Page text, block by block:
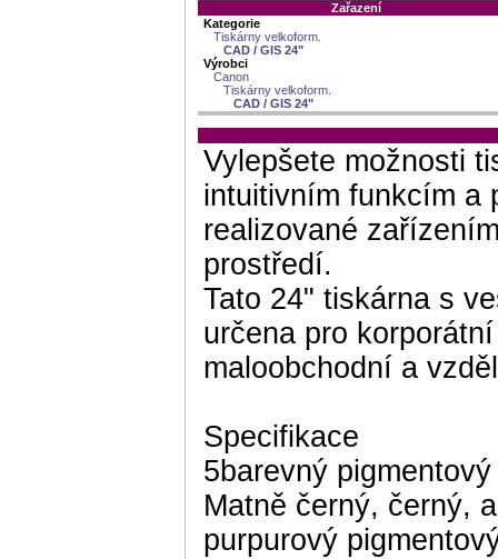
Zařazení
Kategorie
Tiskárny velkoform.
CAD / GIS 24"
Výrobci
Canon
Tiskárny velkoform.
CAD / GIS 24"
Vylepšete možnosti
intuitivním funkcím a
realizované
prostředí.
Tato 24" tiskárna s
určena pro
maloobchodní a
Specifikace
5barevný
Matně černý, černý,
purpurový